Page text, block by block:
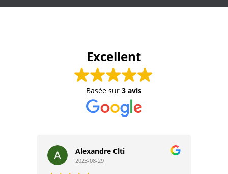
Excellent
Basée sur3 avis
Alexandre Clti
2023-08-29